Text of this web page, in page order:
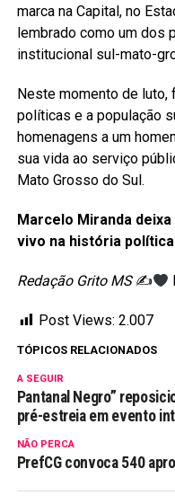
marca na Capital, no
lembrado como um dos
institucional sul-mato-
Neste momento de luto,
políticas e a população
homenagens a um
sua vida ao serviço
Mato Grosso do Sul.
Marcelo Miranda
vivo na história
Redação Grito MS✍
Post Views: 2.007
TÓPICOS RELACIONADOS
A SEGUIR
Pantanal Negro”
pré-estreia em evento
NÃO PERCA
PrefCG convoca 540